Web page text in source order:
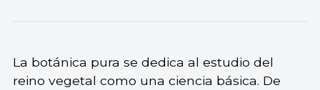
La botánica pura se dedica al estudio del
reino vegetal como una ciencia básica. De